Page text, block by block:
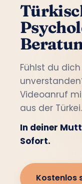
Fühlst du
Videoanruf
aus der Türkei.
In deiner
Sofort.
Kostenlos